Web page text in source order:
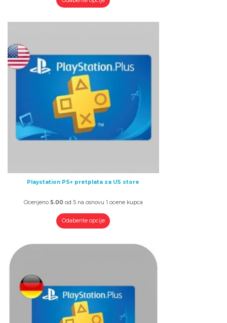
Playstation PS+ pretplata za US store
Ocenjeno 5.00 od 5 na osnovu 1 ocene kupca
Odaberite opcije